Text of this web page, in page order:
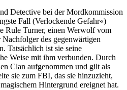
Detective bei der Mordkommission
Fall (Verlockende Gefahr«)
Rule Turner, einen Werwolf vom
des gegenwärtigen
Tatsächlich ist sie seine
Weise mit ihm verbunden. Durch
Clan aufgenommen und gilt als
sie zum FBI, das sie hinzuzieht,
Hintergrund ereignet hat.